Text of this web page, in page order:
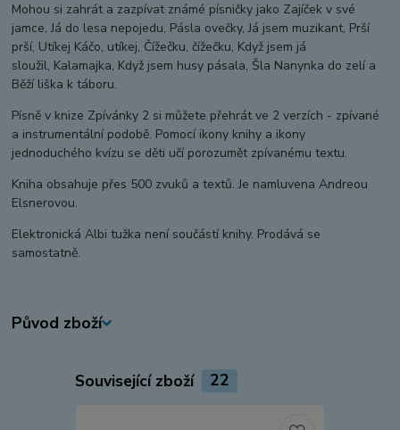
Mohou si zahrát a zazpívat známé písničky jako Zajíček v své
jamce, Já do lesa nepojedu, Pásla ovečky, Já jsem muzikant, Prší
prší, Utíkej Káčo, utíkej, Čížečku, čížečku, Když jsem já
sloužil, Kalamajka, Když jsem husy pásala, Šla Nanynka do zelí a
Běží liška k táboru.
Písně v knize Zpívánky 2 si můžete přehrát ve 2 verzích - zpívané
a instrumentální podobě. Pomocí ikony knihy a ikony
jednoduchého kvízu se děti učí porozumět zpívanému textu.
Kniha obsahuje přes 500 zvuků a textů. Je namluvena Andreou
Elsnerovou.
Elektronická Albi tužka není součástí knihy. Prodává se
samostatně.
Původ zboží
Související zboží 22